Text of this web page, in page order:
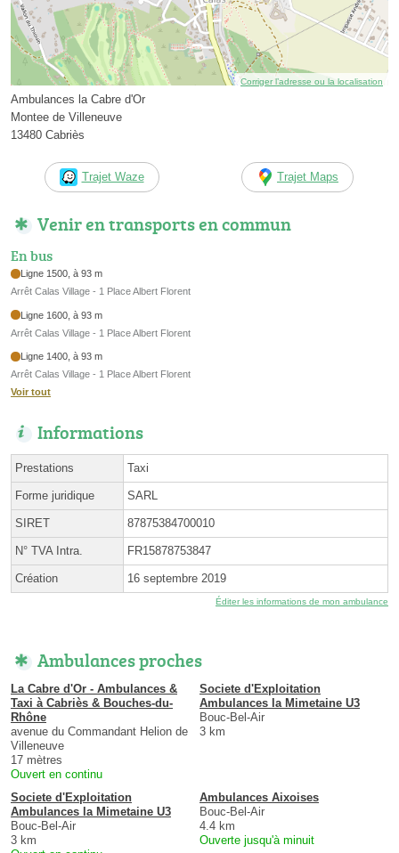
Corriger l’adresse ou la localisation
Ambulances la Cabre d'Or
Montee de Villeneuve
13480 Cabriès
Trajet Waze Trajet Maps
Venir en transports en commun
En bus
Ligne 1500, à 93 m
Arrêt Calas Village - 1 Place Albert Florent
Ligne 1600, à 93 m
Arrêt Calas Village - 1 Place Albert Florent
Ligne 1400, à 93 m
Arrêt Calas Village - 1 Place Albert Florent
Voir tout
Informations
Prestations Taxi
Forme juridique SARL
SIRET 87875384700010
N° TVA Intra. FR15878753847
Création 16 septembre 2019
Éditer les informations de mon ambulance
Ambulances proches
La Cabre d'Or - Ambulances &
Taxi à Cabriès & Bouches-du-
Rhône
avenue du Commandant Helion de
Villeneuve
17 mètres
Ouvert en continu
Societe d'Exploitation
Ambulances la Mimetaine U3
Bouc-Bel-Air
3 km
Societe d'Exploitation
Ambulances la Mimetaine U3
Bouc-Bel-Air
3 km
Ambulances Aixoises
Bouc-Bel-Air
4.4 km
Ouverte jusqu'à minuit